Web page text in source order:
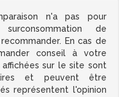
n'a pas pour
de
En cas de
conseil à votre
sur le site sont
et peuvent être
représentent l'opinion